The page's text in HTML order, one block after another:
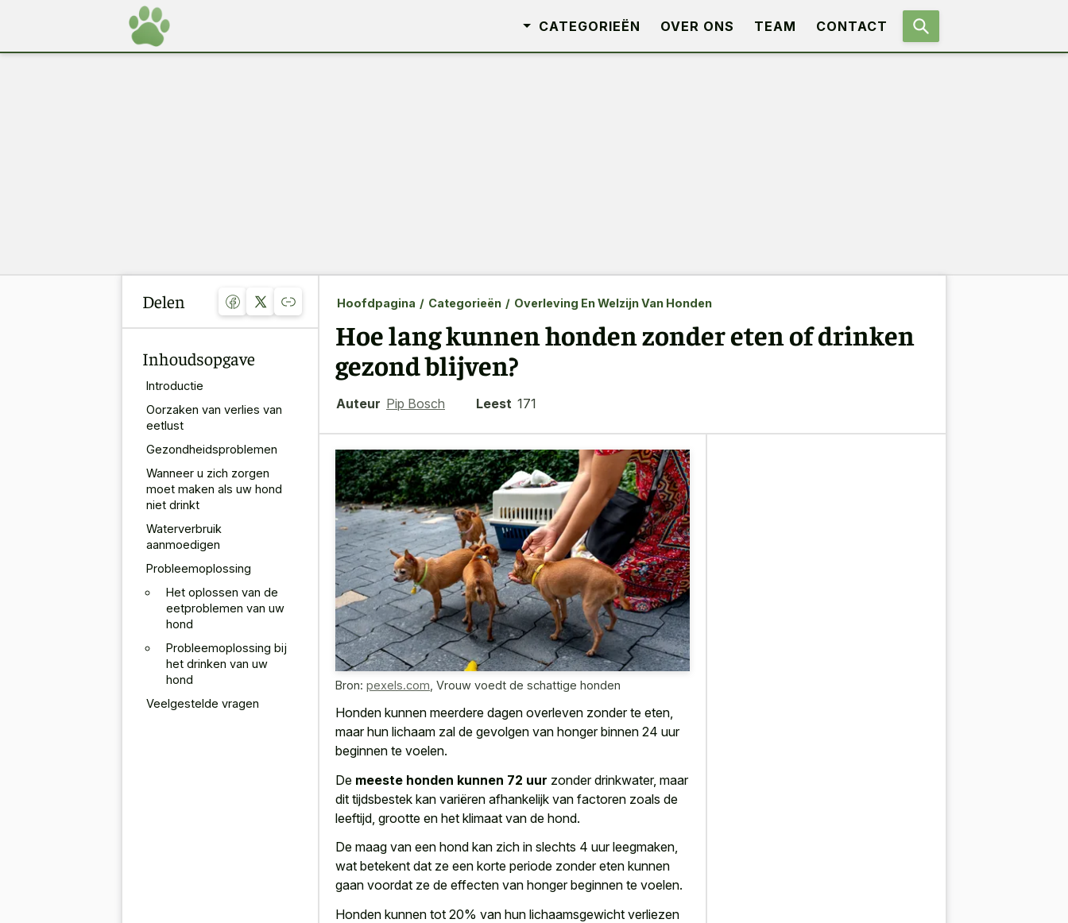
CATEGORIEËN OVER ONS TEAM CONTACT
Delen
Inhoudsopgave
Introductie
Oorzaken van verlies van
eetlust
Gezondheidsproblemen
Wanneer u zich zorgen
moet maken als uw hond
niet drinkt
Waterverbruik
aanmoedigen
Probleemoplossing
Het oplossen van de
eetproblemen van uw
hond
Probleemoplossing bij
het drinken van uw
hond
Veelgestelde vragen
Hoofdpagina / Categorieën / Overleving En Welzijn Van Honden
Hoe lang kunnen honden zonder eten of drinken
gezond blijven?
Auteur Pip Bosch Leest 171
Bron: pexels.com Vrouw voedt de schattige honden
Honden kunnen meerdere dagen overleven zonder te eten,
maar hun lichaam zal de gevolgen van honger binnen 24 uur
beginnen te voelen.
De meeste honden kunnen 72 uur zonder drinkwater, maar
dit tijdsbestek kan variëren afhankelijk van factoren zoals de
leeftijd, grootte en het klimaat van de hond.
De maag van een hond kan zich in slechts 4 uur leegmaken,
wat betekent dat ze een korte periode zonder eten kunnen
gaan voordat ze de effecten van honger beginnen te voelen.
Honden kunnen tot 20% van hun lichaamsgewicht verliezen